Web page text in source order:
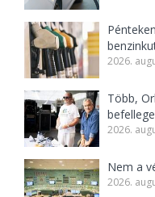
2026.
Több,
2026.
Nem a
2026.